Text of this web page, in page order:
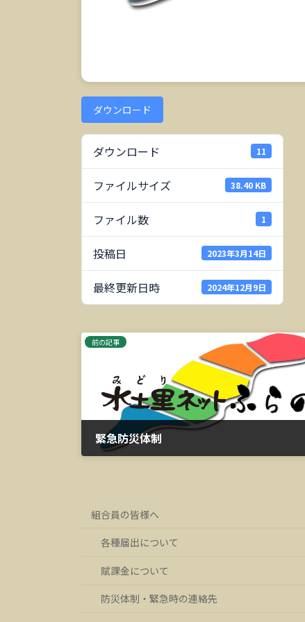
ダウンロード
ダウンロード 11
ファイルサイズ 38.40 KB
ファイル数 1
投稿日 2023年3月14日
最終更新日時 2024年12月9日
前の記事
緊急防災体制
組合員の皆様へ
各種届出について
賦課金について
防災体制・緊急時の連絡先